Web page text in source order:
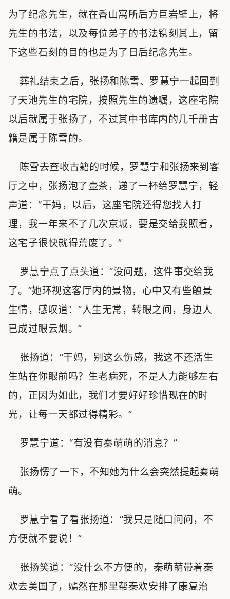
为了纪念先生，就在香山寓所后方巨岩壁上，将
先生的书法，以及每位弟子的书法镌刻其上，留
下这些石刻的目的也是为了日后纪念先生。
葬礼结束之后，张扬和陈雪、罗慧宁一起回到
了天池先生的宅院，按照先生的遗嘱，这座宅院
以后就属于张扬了，不过其中书库内的几千册古
籍是属于陈雪的。
陈雪去查收古籍的时候，罗慧宁和张扬来到客
厅之中，张扬泡了壶茶，递了一杯给罗慧宁，轻
声道：“干妈，以后，这座宅院还得您找人打
理，我一年来不了几次京城，要是交给我照看，
这宅子很快就得荒废了。”
罗慧宁点了点头道：“没问题，这件事交给我
了。”她环视这客厅内的景物，心中又有些触景
生情，感叹道：“人生无常，转眼之间，身边人
已成过眼云烟。”
张扬道：“干妈，别这么伤感，我这不还活生
生站在你眼前吗？生老病死，不是人力能够左右
的，正因为如此，我们才要好好珍惜现在的时
光，让每一天都过得精彩。”
罗慧宁道：“有没有秦萌萌的消息？”
张扬愣了一下，不知她为什么会突然提起秦萌
萌。
罗慧宁看了看张扬道：“我只是随口问问，不
方便就不要说！”
张扬笑道：“没什么不方便的，秦萌萌带着秦
欢去美国了，嫣然在那里帮秦欢安排了康复治